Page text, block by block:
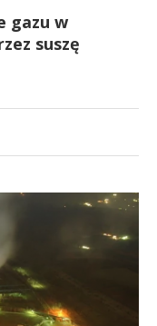
gazu w
suszę